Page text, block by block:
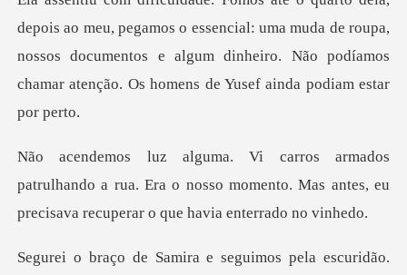
mos o essencial: uma muda de roupa,
nossos documentos e algum dinheiro. Nã
hando a rua. Era o nosso momento. Mas antes, eu
pr